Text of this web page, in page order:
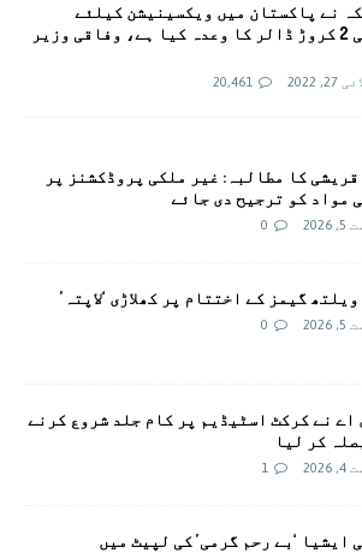
نے پاکستان میں ویکسینیشن کیلئے
اضافی 2 کروڑ ڈالر کا وعدہ کیا ہے، وفاقی وزیر
2022
20,461
قریشی کا مطالبہ: غیر ملکی پروڈکشنز پر
مواد کو ترجیح دی جائے
0
گیمز کے اختتام پر کھلاڑی ‘لاپتہ’
0
اے نے کرکٹ اسٹیڈیم پر کام جلد شروع کرنے
کر لیا
1
ایشیا ‘بے رحم گرمی’ کی لپیٹ میں